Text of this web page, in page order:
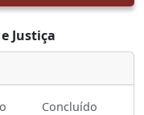
Justiça
Concluído